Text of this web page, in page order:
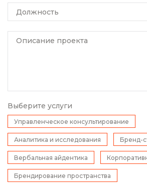
Должность
Описание проекта
Выберите услуги
Управленческое консультирование
Аналитика и исследования Бренд-
Вербальная айдентика
Брендирование пространства